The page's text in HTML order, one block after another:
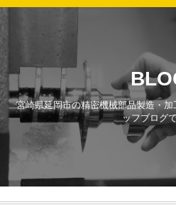
宮崎県延岡市の精密機械部品製造・
ッフブログ